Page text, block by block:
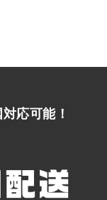
応可能！